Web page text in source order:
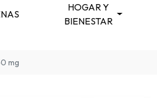
HOGAR Y
BIENESTAR
mg